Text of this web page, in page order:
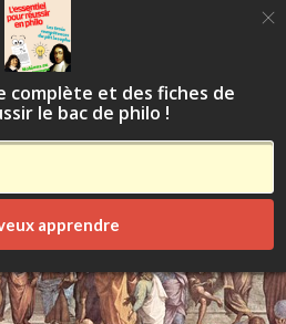
complète et des fiches de
le bac de philo !
apprendre